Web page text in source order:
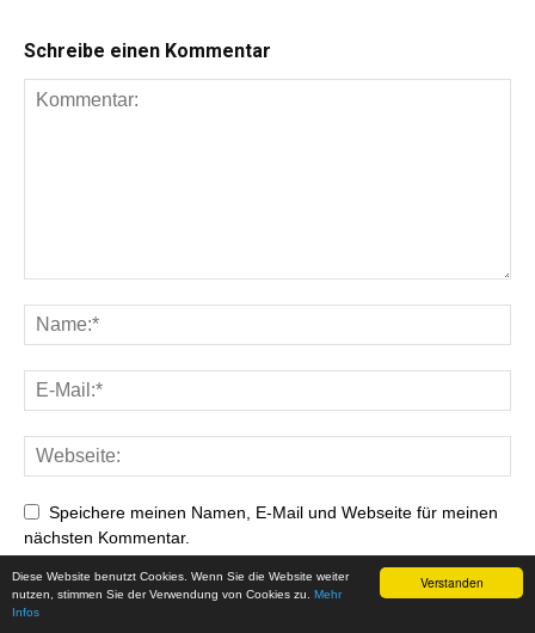
Verstanden
Diese Website benutzt Cookies. Wenn Sie die Website weiter
nutzen, stimmen Sie der Verwendung von Cookies zu. Mehr
Infos
Schreibe einen Kommentar
Speichere meinen Namen, E-Mail und Webseite für meinen
nächsten Kommentar.